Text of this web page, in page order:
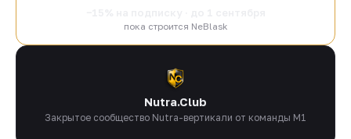
пока строится NeBlask
Nutra.Club
Закрытое сообщество Nutra-вертикали от команды M1